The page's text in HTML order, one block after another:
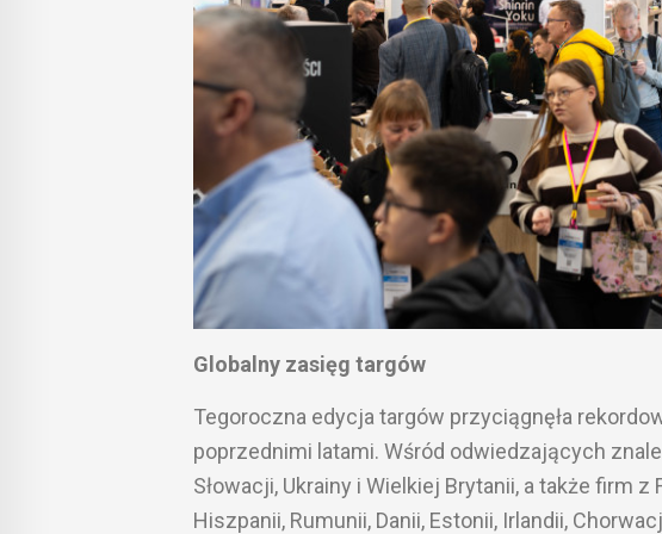
Globalny zasięg targów
Tegoroczna edycja targów przyciągnęła
poprzednimi latami. Wśród odwiedzających
Słowacji, Ukrainy i Wielkiej Brytanii, a także firm
Hiszpanii, Rumunii, Danii, Estonii, Irlandii,